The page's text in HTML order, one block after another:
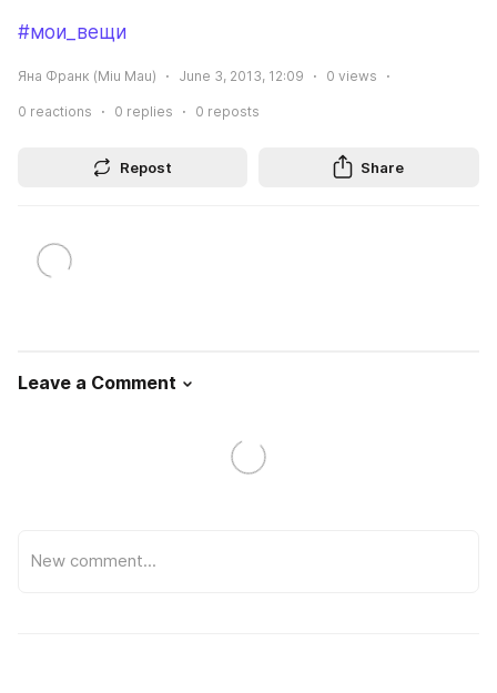
#мои_вещи
Яна Франк (Miu Mau) June 3, 2013, 12:09 0 views
0 reactions 0 replies 0 reposts
Repost Share
Leave a Comment